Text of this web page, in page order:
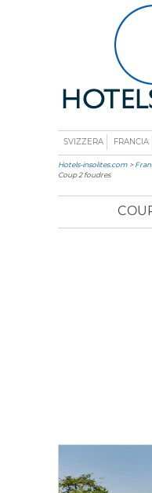
SVIZZERA FRANCIA
Hotels-insolites.com >
Coup 2 foudres